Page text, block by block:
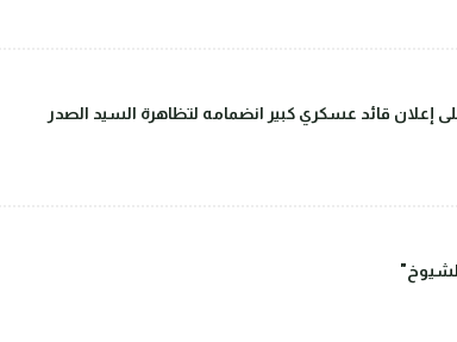
إعلان قائد عسكري كبير انضمامه لتظاهرة السيد الصدر